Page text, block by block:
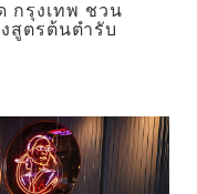
กรุงเทพ ชวน
สูตรต้นตำรับ